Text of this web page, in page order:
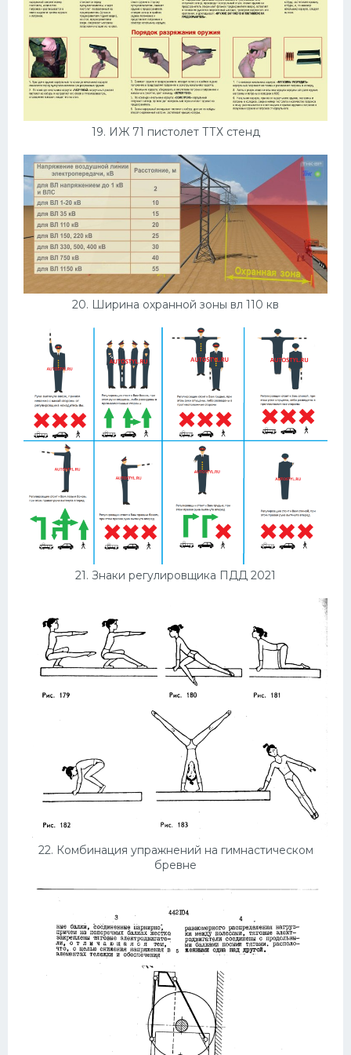
19. ИЖ 71 пистолет ТТХ стенд
20. Ширина охранной зоны вл 110 кв
21. Знаки регулировщика ПДД 2021
22. Комбинация упражнений на гимнастическом
бревне